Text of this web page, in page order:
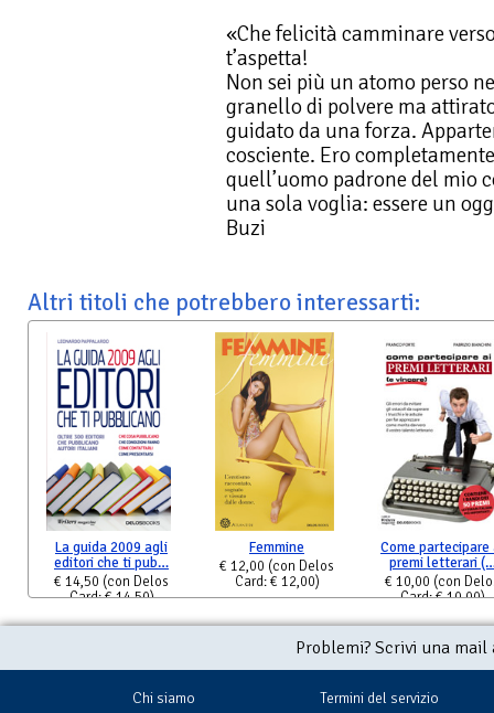
«Che felicità camminare
t’aspetta!
Non sei più un atomo perso
granello di polvere ma
guidato da una forza.
cosciente. Ero
quell’uomo padrone del mio
una sola voglia: essere un
Buzi
Altri titoli che potrebbero interessarti:
La guida 2009 agli
editori che ti pub…
€ 14,50 (con Delos
Card: € 14,50)
Femmine
€ 12,00 (con Delos
Card: € 12,00)
Come partecipare
premi letterari
€ 10,00 (con
Card: € 10,00)
Problemi? Scrivi una
Chi siamo
Termini del servizio